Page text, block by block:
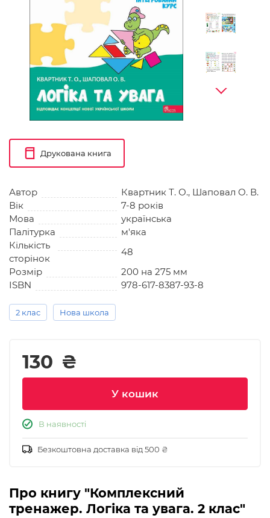
Друкована книга
Автор
Квартник Т. О., Шаповал О. В.
Вік
7-8 років
Мова
українська
Палітурка
м'яка
Кількість
сторінок
48
Розмір
200 на 275 мм
ISBN
978-617-8387-93-8
2 клас Нова школа
130 ₴
У кошик
В наявності
Безкоштовна доставка від 500 ₴
Про книгу "Комплексний
тренажер. Логіка та увага. 2 клас"